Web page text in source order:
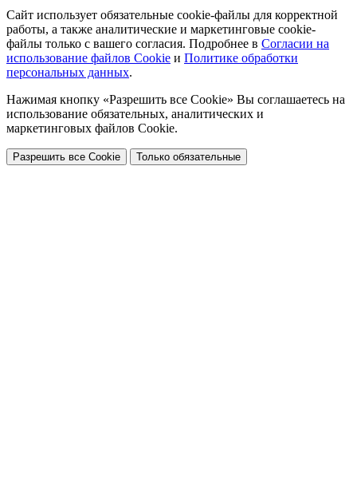
Сайт использует обязательные cookie-файлы для корректной
работы, а также аналитические и маркетинговые cookie-
файлы только с вашего согласия. Подробнее в Согласии на
использование файлов Cookie и Политике обработки
персональных данных.
Нажимая кнопку «Разрешить все Cookie» Вы соглашаетесь на
использование обязательных, аналитических и
маркетинговых файлов Cookie.
Разрешить все Cookie Только обязательные